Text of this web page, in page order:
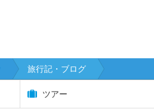
旅行記・ブログ
ツアー